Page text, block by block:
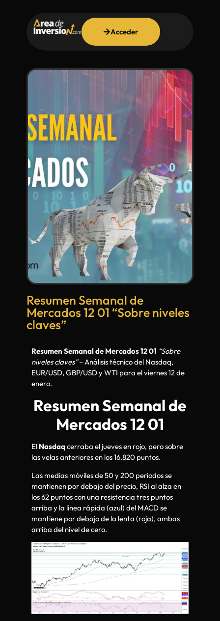
Acceder
Resumen Semanal de
Mercados 12 01 “Sobre niveles
claves”
Resumen Semanal de Mercados 12 01 “Sobre
niveles claves”– Análisis técnico del Nasdaq,
EUR/USD, GBP/USD y WTI para el viernes 12 de
enero.
Resumen Semanal de
Mercados 12 01
El Nasdaqcerraba el jueves en rojo, pero sobre
las velas anteriores en los 16.820 puntos.
Las medias móviles de 50 y 200 periodos se
mantienen por debajo del precio, RSI al alza en
los 62 puntos con una resistencia tres puntos
arriba y la línea rápida (azul) del MACD se
mantiene por debajo de la lenta (roja), ambas
arriba del nivel de cero.